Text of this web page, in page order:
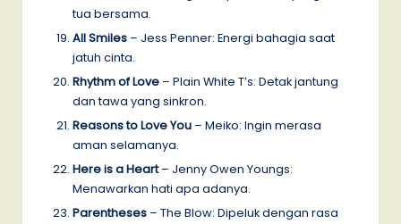
tua bersama.
All Smiles – Jess Penner: Energi bahagia saat
jatuh cinta.
Rhythm of Love – Plain White T’s: Detak jantung
dan tawa yang sinkron.
Reasons to Love You – Meiko: Ingin merasa
aman selamanya.
Here is a Heart– Jenny Owen Youngs:
Menawarkan hati apa adanya.
Parentheses – The Blow: Dipeluk dengan rasa